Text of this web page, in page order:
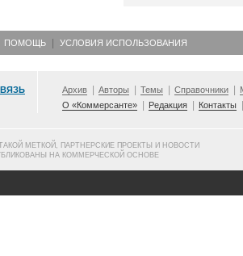
ПОМОЩЬ УСЛОВИЯ ИСПОЛЬЗОВАНИЯ
Архив Авторы Темы Справочники
О «Коммерсанте»
Редакция Контакты
МЕТКОЙ, ПАРТНЕРСКИЕ ПРОЕКТЫ И НОВОСТИ
НА КОММЕРЧЕСКОЙ ОСНОВЕ